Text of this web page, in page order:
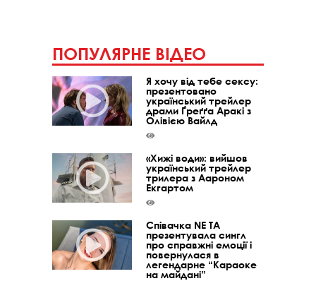
ПОПУЛЯРНЕ ВІДЕО
Я хочу від тебе сексу:
презентовано
український трейлер
драми Ґреґґа Аракі з
Олівією Вайлд
«Хижі води»: вийшов
український трейлер
трилера з Аароном
Екгартом
Співачка NE TA
презентувала сингл
про справжні емоції і
повернулася в
легендарне “Караоке
на майдані”